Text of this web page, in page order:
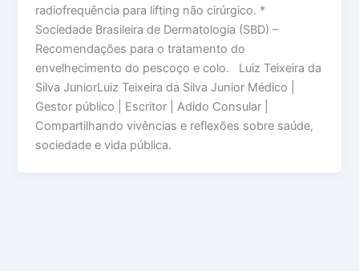
radiofrequência para lifting não cirúrgico. *
Sociedade Brasileira de Dermatologia (SBD) –
Recomendações para o tratamento do
envelhecimento do pescoço e colo. Luiz Teixeira da
Silva JuniorLuiz Teixeira da Silva Junior Médico |
Gestor público | Escritor | Adido Consular |
Compartilhando vivências e reflexões sobre saúde,
sociedade e vida pública.